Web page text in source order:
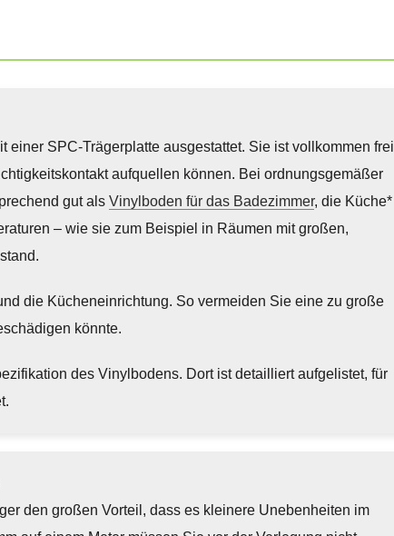
einer SPC-Trägerplatte ausgestattet. Sie ist vollkommen frei
aufquellen können. Bei ordnungsgemäßer
gut als Vinylboden für das Badezimmer, die Küche*
– wie sie zum Beispiel in Räumen mit großen,
die Kücheneinrichtung. So vermeiden Sie eine zu große
könnte.
des Vinylbodens. Dort ist detailliert aufgelistet, für
den großen Vorteil, dass es kleinere Unebenheiten im